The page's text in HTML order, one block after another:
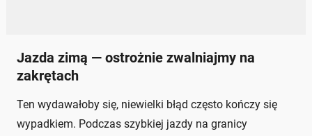
Jazda zimą — ostrożnie zwalniajmy na
zakrętach
Ten wydawałoby się, niewielki błąd często kończy się
wypadkiem. Podczas szybkiej jazdy na granicy